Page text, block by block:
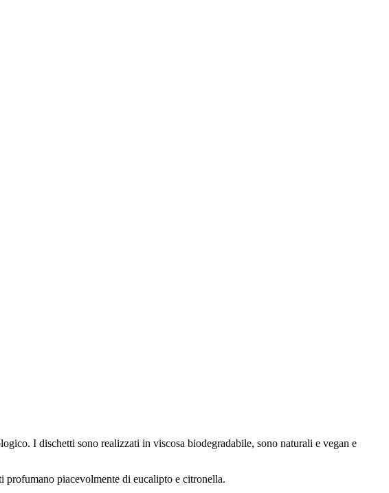
I dischetti sono realizzati in viscosa biodegradabile, sono naturali e vegan e
piacevolmente di eucalipto e citronella.